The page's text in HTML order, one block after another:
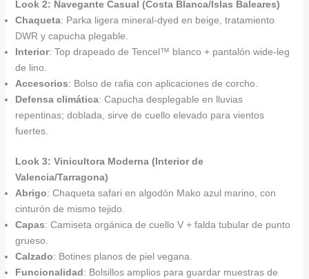
Look 2: Navegante Casual (Costa Blanca/Islas Baleares)
Chaqueta: Parka ligera mineral-dyed en beige, tratamiento
DWR y capucha plegable.
Interior: Top drapeado de Tencel™ blanco + pantalón wide-leg
de lino.
Accesorios: Bolso de rafia con aplicaciones de corcho.
Defensa climática: Capucha desplegable en lluvias
repentinas; doblada, sirve de cuello elevado para vientos
fuertes.
Look 3: Vinicultora Moderna (Interior de
Valencia/Tarragona)
Abrigo: Chaqueta safari en algodón Mako azul marino, con
cinturón de mismo tejido.
Capas: Camiseta orgánica de cuello V + falda tubular de punto
grueso.
Calzado: Botines planos de piel vegana.
Funcionalidad: Bolsillos amplios para guardar muestras de